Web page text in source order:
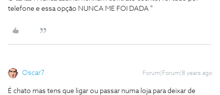
telefone e essa opção NUNCA ME FOI DADA "
Oscar7 Forum|Forum|8 years ago
É chato mas tens que ligar ou passar numa loja para deixar de